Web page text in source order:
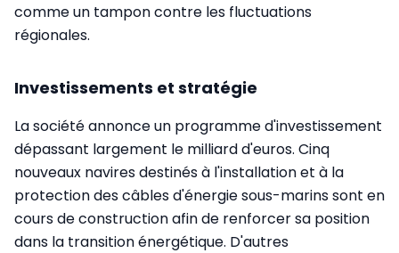
comme un tampon contre les fluctuations
régionales.
Investissements et stratégie
La société annonce un programme d'investissement
dépassant largement le milliard d'euros. Cinq
nouveaux navires destinés à l'installation et à la
protection des câbles d'énergie sous-marins sont en
cours de construction afin de renforcer sa position
dans la transition énergétique. D'autres